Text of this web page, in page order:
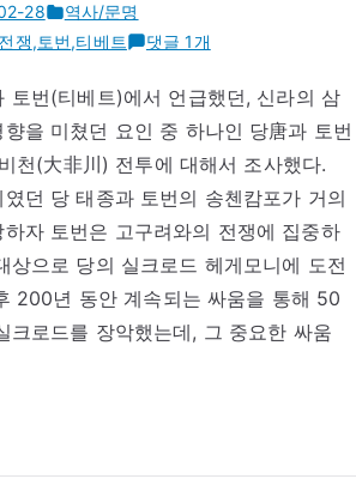
28
역사/문명
쟁,토번,티베트
대
천
전
투
(670
년)
당
과
토
댓글 1개
토번(티베트)에서 언급했던, 신라의 삼
을 미쳤던 요인 중 하나인 당唐과 토번
천(大非川) 전투에 대해서 조사했다.
던 당 태종과 토번의 송첸캄포가 거의
자 토번은 고구려와의 전쟁에 집중하
상으로 당의 실크로드 헤게모니에 도전
200년 동안 계속되는 싸움을 통해 50
크로드를 장악했는데, 그 중요한 싸움